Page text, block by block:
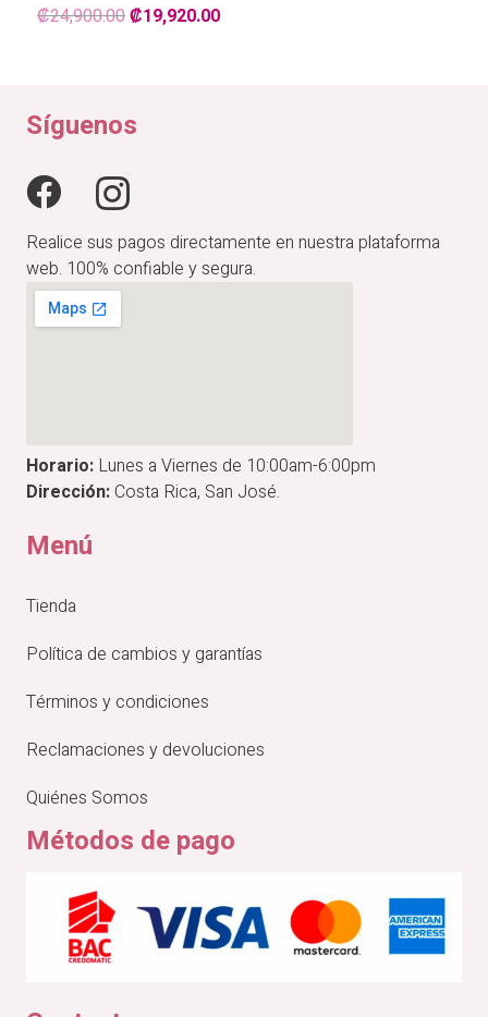
₡24,900.00El
₡24,900.00.
₡19,920.00El
Síguenos
Realice sus pagos directamente en nuestra plataforma
web. 100% confiable y segura.
Horario: Lunes a Viernes de 10:00am-6:00pm
Dirección:Costa Rica, San José.
Menú
Tienda
Política de cambios y garantías
Términos y condiciones
Reclamaciones y devoluciones
Quiénes Somos
Métodos de pago